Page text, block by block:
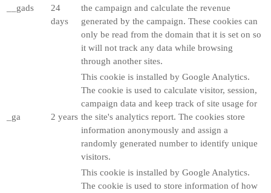
__gads
24
days
the campaign and calculate the revenue
generated by the campaign. These cookies can
only be read from the domain that it is set on so
it will not track any data while browsing
through another sites.
_ga 2 years
This cookie is installed by Google Analytics.
The cookie is used to calculate visitor, session,
campaign data and keep track of site usage for
the site's analytics report. The cookies store
information anonymously and assign a
randomly generated number to identify unique
visitors.
This cookie is installed by Google Analytics.
The cookie is used to store information of how